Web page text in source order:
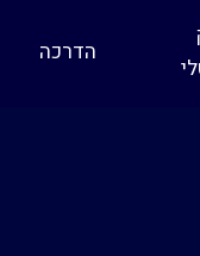
הדרכה